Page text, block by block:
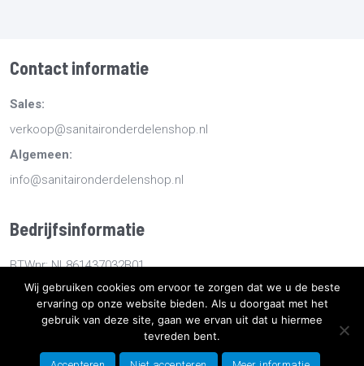
Contact informatie
Sales:
verkoop@sanitaironderdelenshop.nl
Algemeen:
info@sanitaironderdelenshop.nl
Bedrijfsinformatie
BTWnr: NL861437032B01
KvKnr: 78527112
Sanitaironderdelenshop.nl
Bestellen en bezorgen -Algemene voorwaarden-Sitemap
Wij gebruiken cookies om ervoor te zorgen dat we u de beste
ervaring op onze website bieden. Als u doorgaat met het
gebruik van deze site, gaan we ervan uit dat u hiermee
tevreden bent.